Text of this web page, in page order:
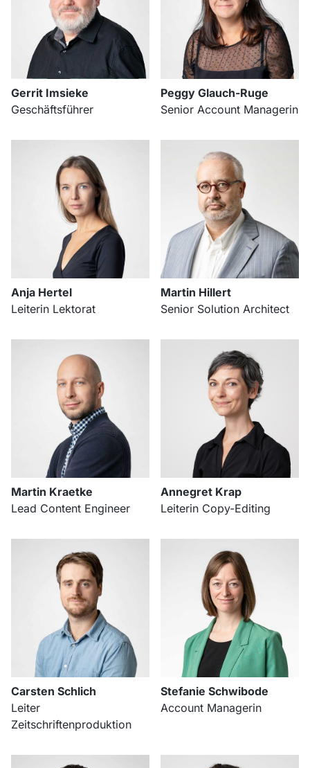
Gerrit Imsieke
Geschäftsführer
Peggy Glauch-Ruge
Senior Account Managerin
Anja Hertel
Leiterin Lektorat
Martin Hillert
Senior Solution Architect
Martin Kraetke
Lead Content Engineer
Annegret Krap
Leiterin Copy-Editing
Carsten Schlich
Leiter
Zeitschriftenproduktion
Stefanie Schwibode
Account Managerin